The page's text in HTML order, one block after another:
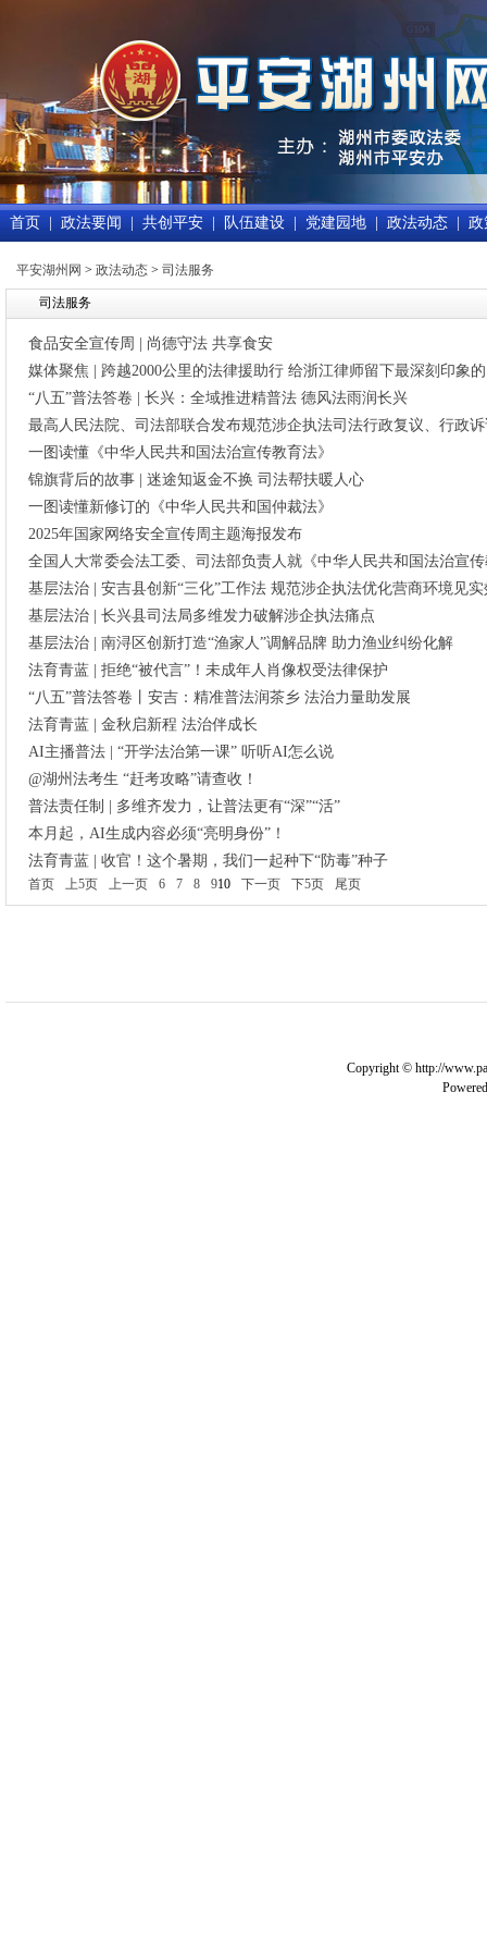
首页 政法要闻 共创平安 队伍建设 党建园地 政法动态 政
平安湖州网 > 政法动态 > 司法服务
司法服务
食品安全宣传周 | 尚德守法 共享食安
媒体聚焦 | 跨越2000公里的法律援助行 给浙江律师留下最深刻印象
“八五”普法答卷 | 长兴：全域推进精普法 德风法雨润长兴
最高人民法院、司法部联合发布规范涉企执法司法行政复议、行政
一图读懂《中华人民共和国法治宣传教育法》
锦旗背后的故事 | 迷途知返金不换 司法帮扶暖人心
一图读懂新修订的《中华人民共和国仲裁法》
2025年国家网络安全宣传周主题海报发布
全国人大常委会法工委、司法部负责人就《中华人民共和国法治宣
基层法治 | 安吉县创新“三化”工作法 规范涉企执法优化营商环境见实
基层法治 | 长兴县司法局多维发力破解涉企执法痛点
基层法治 | 南浔区创新打造“渔家人”调解品牌 助力渔业纠纷化解
法育青蓝 | 拒绝“被代言”！未成年人肖像权受法律保护
“八五”普法答卷丨安吉：精准普法润茶乡 法治力量助发展
法育青蓝 | 金秋启新程 法治伴成长
AI主播普法 | “开学法治第一课” 听听AI怎么说
@湖州法考生 “赶考攻略”请查收！
普法责任制 | 多维齐发力，让普法更有“深”“活”
本月起，AI生成内容必须“亮明身份”！
法育青蓝 | 收官！这个暑期，我们一起种下“防毒”种子
首页 上5页 上一页 6 7 8 910 下一页 下5页 尾页
Copyright © http://